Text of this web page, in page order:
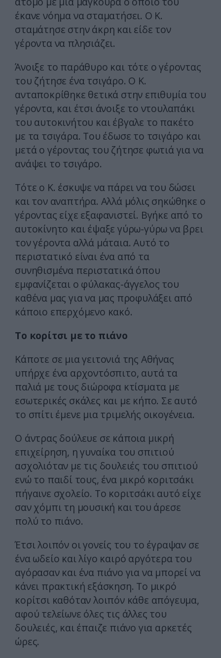
έκανε νόημα να σταματήσει. Ο Κ.
σταμάτησε στην άκρη και είδε τον
γέροντα να πλησιάζει.
Άνοιξε το παράθυρο και τότε ο γέροντας
του ζήτησε ένα τσιγάρο. Ο Κ.
ανταποκρίθηκε θετικά στην επιθυμία του
γέροντα, και έτσι άνοιξε το ντουλαπάκι
του αυτοκινήτου και έβγαλε το πακέτο
με τα τσιγάρα. Του έδωσε το τσιγάρο και
μετά ο γέροντας του ζήτησε φωτιά για να
ανάψει το τσιγάρο.
Τότε ο Κ. έσκυψε να πάρει να του δώσει
και τον αναπτήρα. Αλλά μόλις σηκώθηκε ο
γέροντας είχε εξαφανιστεί. Βγήκε από το
αυτοκίνητο και έψαξε γύρω-γύρω να βρει
τον γέροντα αλλά μάταια. Αυτό το
περιστατικό είναι ένα από τα
συνηθισμένα περιστατικά όπου
εμφανίζεται ο φύλακας-άγγελος του
καθένα μας για να μας προφυλάξει από
κάποιο επερχόμενο κακό.
Το κορίτσι με το πιάνο
Κάποτε σε μια γειτονιά της Αθήνας
υπήρχε ένα αρχοντόσπιτο, αυτά τα
παλιά με τους διώροφα κτίσματα με
εσωτερικές σκάλες και με κήπο. Σε αυτό
το σπίτι έμενε μια τριμελής οικογένεια.
Ο άντρας δούλευε σε κάποια μικρή
επιχείρηση, η γυναίκα του σπιτιού
ασχολιόταν με τις δουλειές του σπιτιού
ενώ το παιδί τους, ένα μικρό κοριτσάκι
πήγαινε σχολείο. Το κοριτσάκι αυτό είχε
σαν χόμπι τη μουσική και του άρεσε
πολύ το πιάνο.
Έτσι λοιπόν οι γονείς του το έγραψαν σε
ένα ωδείο και λίγο καιρό αργότερα του
αγόρασαν και ένα πιάνο για να μπορεί να
κάνει πρακτική εξάσκηση. Το μικρό
κορίτσι καθόταν λοιπόν κάθε απόγευμα,
αφού τελείωνε όλες τις άλλες του
δουλειές, και έπαιζε πιάνο για αρκετές
ώρες.